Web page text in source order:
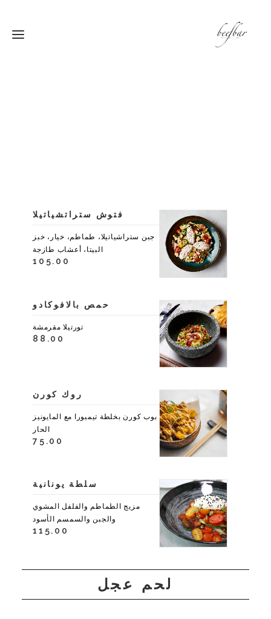
فتوش ستراتشياتيلا
جبن ستراشياتيلا، طماطم، خيار، خبز
البيتا، أعشاب طازجة
105.00
حمص بالافوكادو
تورتيلا مقرمشة
88.00
روك كورن
بوب كورن بخلطة تيمبورا مع المايونيز
الحار
75.00
سلطة يونانية
مزيج الطماطم والفلفل المشوي
والجبن والسمسم الأسود
115.00
لحم عجل